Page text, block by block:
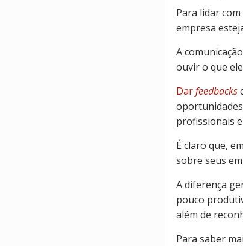
Para lidar
empresa
A
ouvir o que
Darfeedbacks
profissionais
É claro que,
sobre seus
A diferença
pouco
além de
Para saber